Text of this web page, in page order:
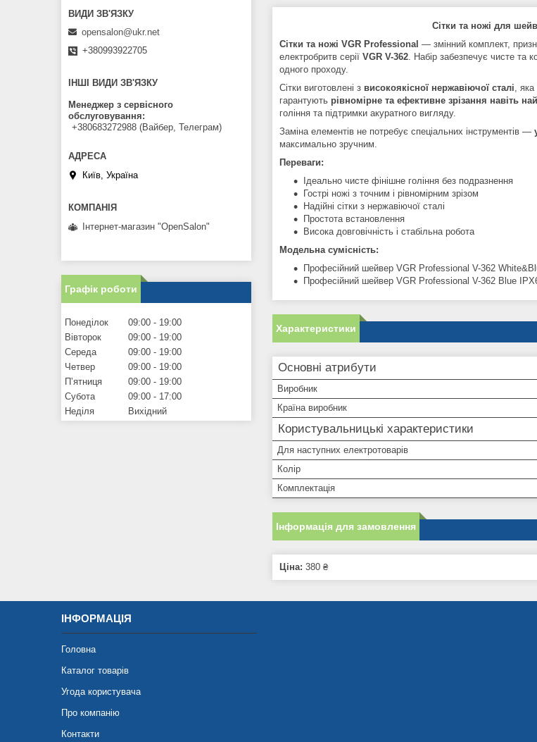
Сітки та ножі для
Сітки та ножі VGR Professional — змінний комплект,
електробритв серії VGR V-362. Набір забезпечує чисте та
одного проходу.
Сітки виготовлені з високоякісної нержавіючої сталі, яка
гарантують рівномірне та ефективне зрізання навіть
гоління та підтримки акуратного вигляду.
Заміна елементів не потребує спеціальних інструментів —
максимально зручним.
Переваги:
Ідеально чисте фінішне гоління без подразнення
Гострі ножі з точним і рівномірним зрізом
Надійні сітки з нержавіючої сталі
Простота встановлення
Висока довговічність і стабільна робота
Модельна сумісність:
Професійний шейвер VGR Professional V-362
Професійний шейвер VGR Professional V-362 Blue
Характеристики
Основні атрибути
Виробник
Країна виробник
Користувальницькі характеристики
Для наступних електротоварів
Колір
Комплектація
Інформація для замовлення
Ціна: 380 ₴
opensalon@ukr.net
+380993922705
ІНШІ ВИДИ ЗВ'ЯЗКУ
Менеджер з сервісного
обслуговування
+380683272988 (Вайбер, Телеграм)
Київ, Україна
Інтернет-магазин "OpenSalon"
Графік роботи
Понеділок 09:00
19:00
Вівторок
09:00
19:00
Середа
09:00
19:00
Четвер
09:00
19:00
Пʼятниця
09:00
19:00
Субота
09:00
17:00
Неділя
Вихідний
ІНФОРМАЦІЯ
Головна
Каталог товарів
Угода користувача
Про компанію
Контакти